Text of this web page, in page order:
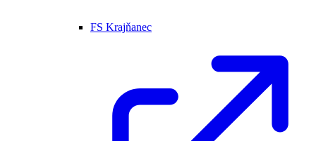
FS Krajňanec